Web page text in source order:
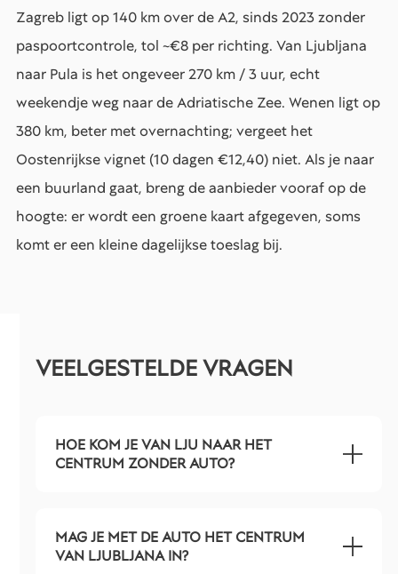
Zagreb ligt op 140 km over de A2, sinds 2023 zonder
paspoortcontrole, tol ~€8 per richting. Van Ljubljana
naar Pula is het ongeveer 270 km / 3 uur, echt
weekendje weg naar de Adriatische Zee. Wenen ligt op
380 km, beter met overnachting; vergeet het
Oostenrijkse vignet (10 dagen €12,40) niet. Als je naar
een buurland gaat, breng de aanbieder vooraf op de
hoogte: er wordt een groene kaart afgegeven, soms
komt er een kleine dagelijkse toeslag bij.
VEELGESTELDE VRAGEN
HOE KOM JE VAN LJU NAAR HET
CENTRUM ZONDER AUTO?
MAG JE MET DE AUTO HET CENTRUM
VAN LJUBLJANA IN?